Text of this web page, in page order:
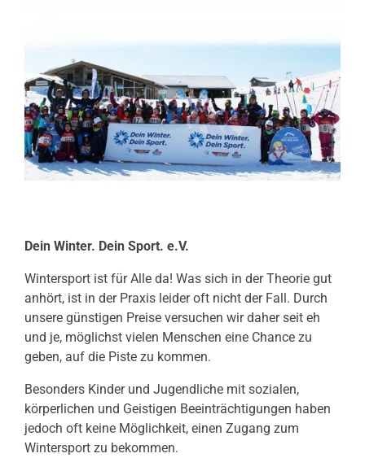
Dein Winter. Dein Sport. e.V.
Wintersport ist für Alle da! Was sich in der Theorie gut
anhört, ist in der Praxis leider oft nicht der Fall. Durch
unsere günstigen Preise versuchen wir daher seit eh
und je, möglichst vielen Menschen eine Chance zu
geben, auf die Piste zu kommen.
Besonders Kinder und Jugendliche mit sozialen,
körperlichen und Geistigen Beeinträchtigungen haben
jedoch oft keine Möglichkeit, einen Zugang zum
Wintersport zu bekommen.